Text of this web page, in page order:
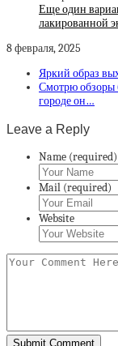
Еще один
лакированной
8 февраля, 2025
Яркий образ
Смотрю обзоры
городе он…
Leave a Reply
Name (required)
Mail (required)
Website